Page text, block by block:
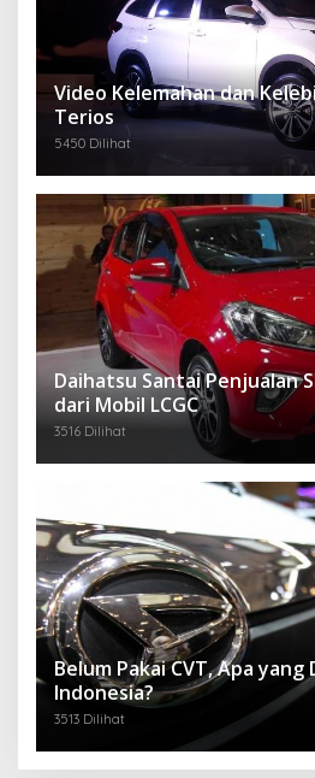
Video Kelemahan dan
Terios
5450 Dilihat
Daihatsu Santai Penjualan
dari Mobil LCGC
3516 Dilihat
Belum Pakai CVT, Apa
Indonesia?
3513 Dilihat